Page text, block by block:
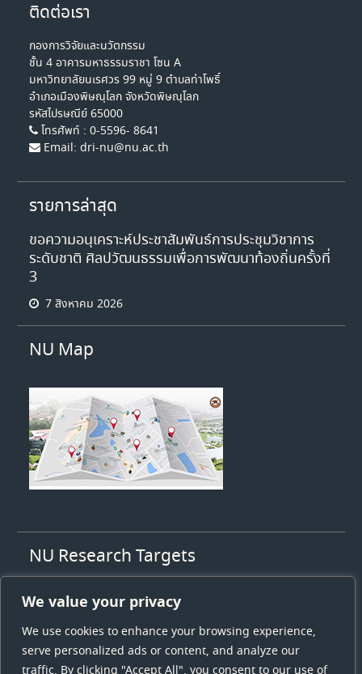
We value your privacy
We use cookies to enhance your browsing experience,
serve personalized ads or content, and analyze our
traffic. By clicking "Accept All", you consent to our use of
ติดต่อเรา
กองการวิจัยและนวัตกรรม
ชั้น 4 อาคารมหาธรรมราชา โซน A
มหาวิทยาลัยนเรศวร 99 หมู่ 9 ตำบลท่าโพธิ์
อำเภอเมืองพิษณุโลก จังหวัดพิษณุโลก
รหัสไปรษณีย์ 65000
โทรศัพท์ : 0-5596- 8641
Email: dri-nu@nu.ac.th
รายการล่าสุด
ขอความอนุเคราะห์ประชาสัมพันธ์การประชุมวิชาการ
ระดับชาติ ศิลปวัฒนธรรมเพื่อการพัฒนาท้องถิ่นครั้งที่
3
7 สิงหาคม 2026
NU Map
NU Research Targets
2. High value health & medicines
3. Energy and low carbon society
5. Logistics and supply chain